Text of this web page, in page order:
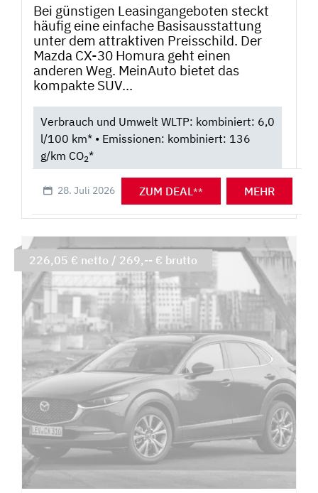
Bei günstigen Leasingangeboten steckt
häufig eine einfache Basisausstattung
unter dem attraktiven Preisschild. Der
Mazda CX-30 Homura geht einen
anderen Weg. MeinAuto bietet das
kompakte SUV...
Verbrauch und Umwelt WLTP: kombiniert: 6,0
l/100 km* • Emissionen: kombiniert: 136
g/km CO2*
28. Juli 2026 ZUM DEAL** MEHR
226,05 € netto / 269,-- € brutto